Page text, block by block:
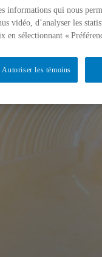
du
informations qui nous
vidéo, d’analyser les
en sélectionnant «
Autoriser les témoins